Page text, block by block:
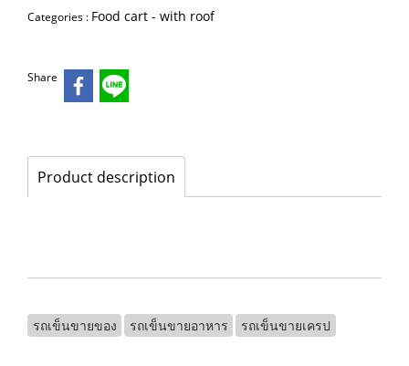
Categories : Food cart - with roof
Share
Product description
รถเข็นขายของ รถเข็นขายอาหาร รถเข็นขายเครป